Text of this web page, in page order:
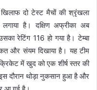
दो टेस्ट मैचों की श्रृंखला
है। दक्षिण अफ्रीका अब
रेटिंग 116 हो गया है। टेम्बा
और संयम दिखाया है। यह टीम
में खुद को एक शीर्ष स्तर की
दौरान थोड़ा नुकसान हुआ है और